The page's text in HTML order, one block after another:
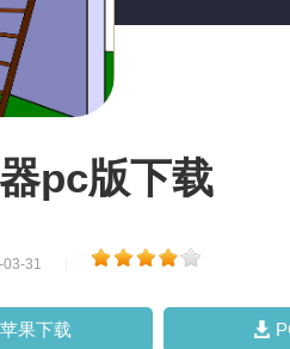
pc版下载
31
苹果下载